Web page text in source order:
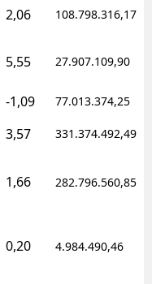
2,06 108.798.316,17
5,55 27.907.109,90
-1,09 77.013.374,25
3,57 331.374.492,49
1,66 282.796.560,85
0,20 4.984.490,46